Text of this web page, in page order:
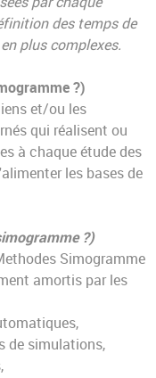
des temps de
plus complexes.
?)
et/ou les
qui réalisent ou
à chaque étude des
les bases de
?)
Simogramme
amortis par les
de simulations,